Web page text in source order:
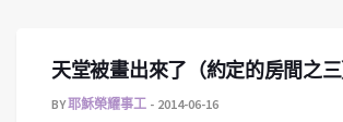
天堂被畫出來了（約定的房間之三
BY耶穌榮耀事工 2014-06-16